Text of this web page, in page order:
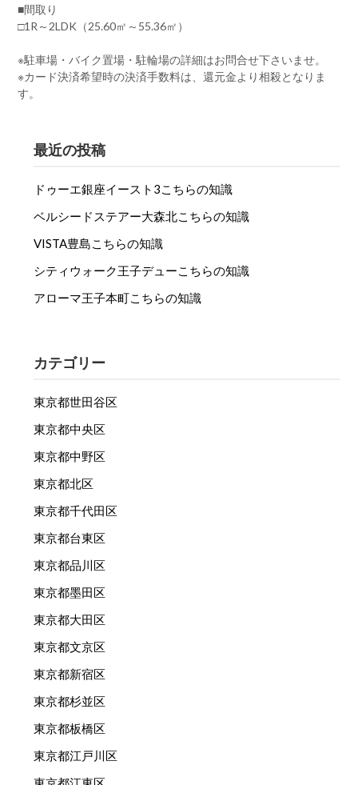
■間取り
□1R～2LDK（25.60㎡～55.36㎡）
※駐車場・バイク置場・駐輪場の詳細はお問合せ下さいませ。
※カード決済希望時の決済手数料は、還元金より相殺となりま
す。
最近の投稿
ドゥーエ銀座イースト3こちらの知識
ベルシードステアー大森北こちらの知識
VISTA豊島こちらの知識
シティウォーク王子デューこちらの知識
アローマ王子本町こちらの知識
カテゴリー
東京都世田谷区
東京都中央区
東京都中野区
東京都北区
東京都千代田区
東京都台東区
東京都品川区
東京都墨田区
東京都大田区
東京都文京区
東京都新宿区
東京都杉並区
東京都板橋区
東京都江戸川区